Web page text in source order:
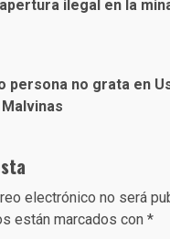
ilegal en la
persona no grata en
electrónico no será
están marcados con *